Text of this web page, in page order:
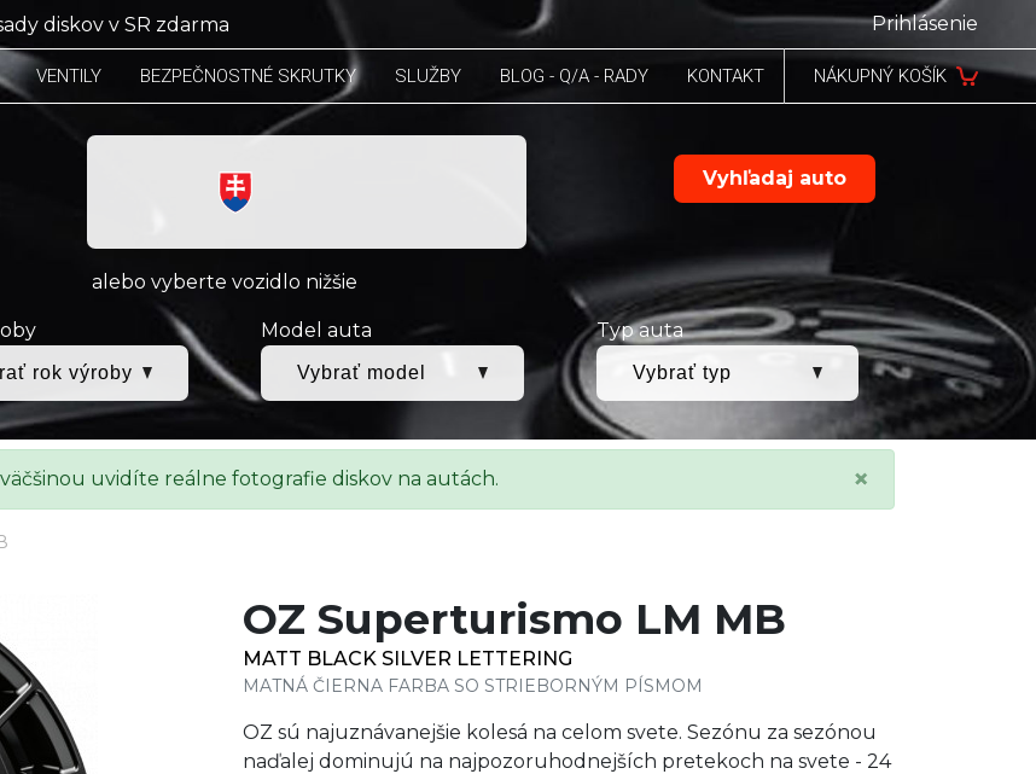
diskov v SR zdarma Prihlásenie
VENTILY BEZPEČNOSTNÉ SKRUTKY SLUŽBY BLOG - Q/A - RADY KONTAKT NÁKUPNÝ KOŠÍK
Vyhľadaj auto
alebo vyberte vozidlo nižšie
Model auta Typ auta
uvidíte reálne fotografie diskov na autách. ×
OZ Superturismo LM MB
MATT BLACK SILVER LETTERING
MATNÁ ČIERNA FARBA SO STRIEBORNÝM PÍSMOM
OZ sú najuznávanejšie kolesá na celom svete. Sezónu za sezónou
naďalej dominujú na najpozoruhodnejších pretekoch na svete - 24